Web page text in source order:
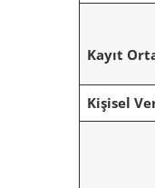
Kayıt
Kişisel